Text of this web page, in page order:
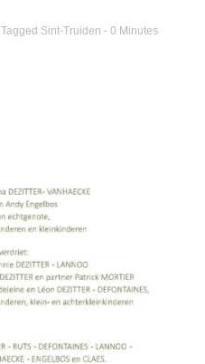
Tagged Sint-Truiden - 0 Minutes